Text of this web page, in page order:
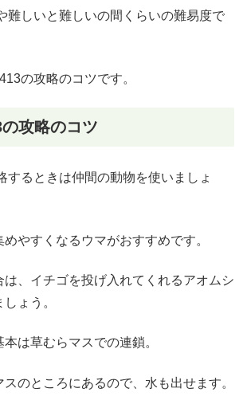
難しいと難しいの間くらいの難易度で
の攻略のコツです。
攻略のコツ
するときは仲間の動物を使いましょ
やすくなるウマがおすすめです。
は、イチゴを投げ入れてくれるアオムシ
ょう。
は草むらマスでの連鎖。
のところにあるので、水も出せます。